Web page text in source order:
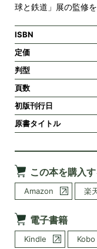
球と鉄道」展の監修を
ISBN
定価
判型
頁数
初版刊行日
原書タイトル
この本を購入
Amazon 楽
電子書籍
Kindle Kobo